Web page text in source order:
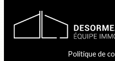
Politique de